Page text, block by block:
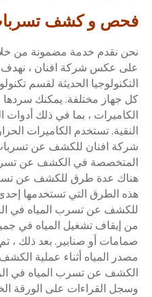
فحص و كشف تسربات
نحن نقدم خدمة مضمونة من
على عكس شركة افنان ، نهدف
التكنولوجيا الحديثة لقسم
كل جهاز مختلفة. يمكنك سردها
الكاميرات ، بما في ذلك أدوات
النقية. تستخدم الكاميرات
شركة افنان للكشف عن
المتخصصة في الكشف عن تسرب
هناك عدة طرق للكشف عن
هذه الطرق التي تستخدمها
من إيقاف تشغيل المياه في
صمامات أو صنابير. بعد ذلك ،
مصدر المياه أثناء عملية
الكشف عن تسرب المياه في
وسجل القراءات على الورقة